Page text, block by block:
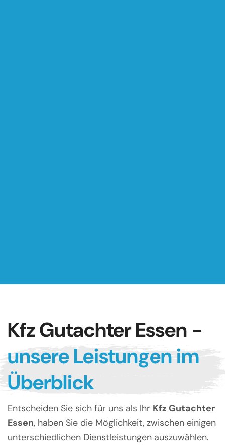
Kfz Gutachter Essen -
unsere Leistungen im
Überblick
Entscheiden Sie sich für uns als Ihr Kfz Gutachter
Essen, haben Sie die Möglichkeit, zwischen einigen
unterschiedlichen Dienstleistungen auszuwählen.